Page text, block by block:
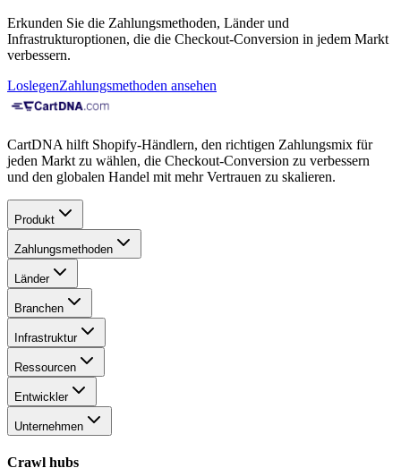
Erkunden Sie die Zahlungsmethoden, Länder und
Infrastrukturoptionen, die die Checkout-Conversion in jedem Markt
verbessern.
LoslegenZahlungsmethoden ansehen
CartDNA hilft Shopify-Händlern, den richtigen Zahlungsmix für
jeden Markt zu wählen, die Checkout-Conversion zu verbessern
und den globalen Handel mit mehr Vertrauen zu skalieren.
Produkt
Zahlungsmethoden
Länder
Branchen
Infrastruktur
Ressourcen
Entwickler
Unternehmen
Crawl hubs